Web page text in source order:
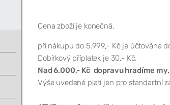
Cena zboží je konečná.
při nákupu do 5.999,- Kč je účtována
Dobírkový příplatek je 30,- Kč.
Nad 6.000,- Kč dopravu hradíme my.
Výše uvedené platí jen pro standartní